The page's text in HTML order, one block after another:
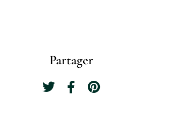
Partager